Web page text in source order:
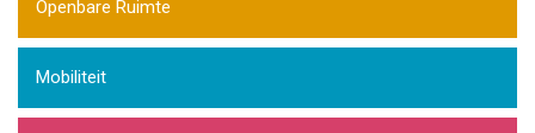
Openbare Ruimte
Mobiliteit